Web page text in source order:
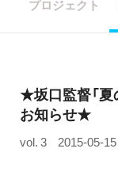
プロジェクト
★坂口監督「夏
お知らせ★
vol. 3 2015-05-15